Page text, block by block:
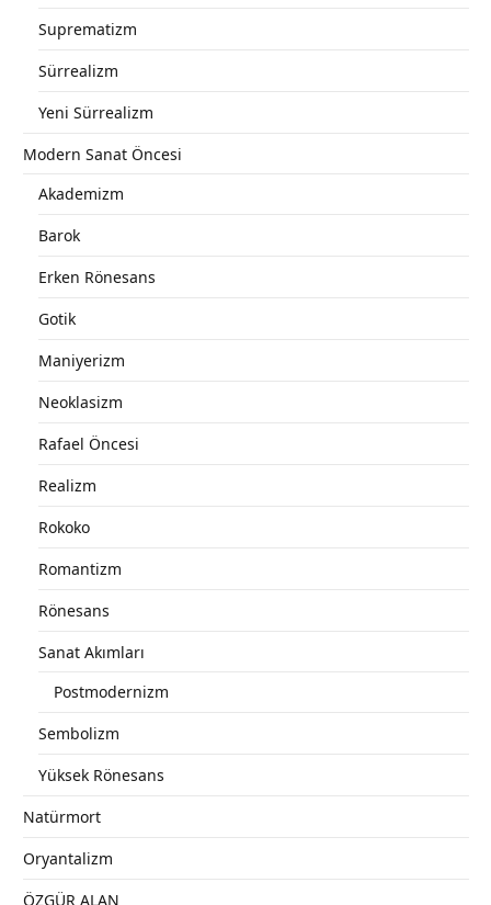
Suprematizm
Sürrealizm
Yeni Sürrealizm
Modern Sanat Öncesi
Akademizm
Barok
Erken Rönesans
Gotik
Maniyerizm
Neoklasizm
Rafael Öncesi
Realizm
Rokoko
Romantizm
Rönesans
Sanat Akımları
Postmodernizm
Sembolizm
Yüksek Rönesans
Natürmort
Oryantalizm
ÖZGÜR ALAN